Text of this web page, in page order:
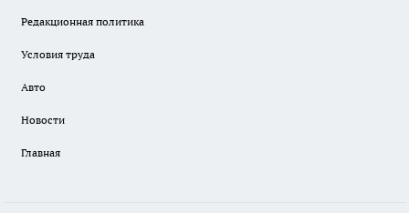
Редакционная политика
Условия труда
Авто
Новости
Главная